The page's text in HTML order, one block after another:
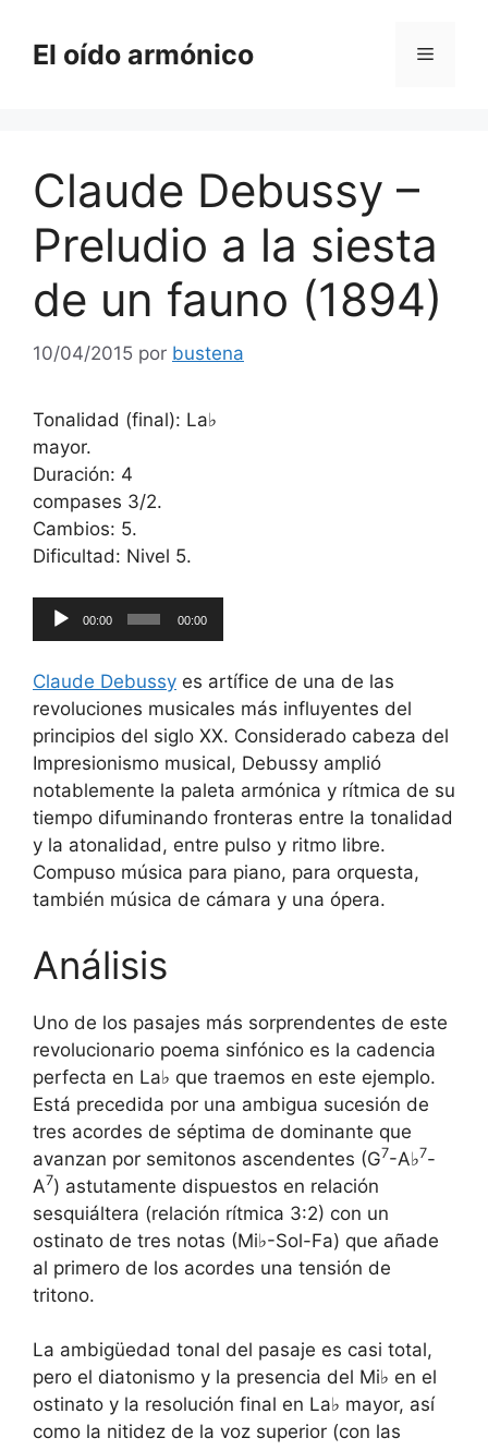
contenido
El oído armónico Menú
Claude Debussy –
Preludio a la siesta
de un fauno (1894)
10/04/2015 por bustena
Tonalidad (final): La♭
mayor.
Duración: 4
compases 3/2.
Cambios: 5.
Dificultad: Nivel 5.
Reproductor
de
00:00 00:00
Claude Debussy es artífice de una de las
revoluciones musicales más influyentes del
principios del siglo XX. Considerado cabeza del
Impresionismo musical, Debussy amplió
notablemente la paleta armónica y rítmica de su
tiempo difuminando fronteras entre la tonalidad
y la atonalidad, entre pulso y ritmo libre.
Compuso música para piano, para orquesta,
también música de cámara y una ópera.
Análisis
Uno de los pasajes más sorprendentes de este
revolucionario poema sinfónico es la cadencia
perfecta en La♭ que traemos en este ejemplo.
Está precedida por una ambigua sucesión de
tres acordes de séptima de dominante que
avanzan por semitonos ascendentes (G7-A♭7-
A7) astutamente dispuestos en relación
sesquiáltera (relación rítmica 3:2) con un
ostinato de tres notas (Mi♭-Sol-Fa) que añade
al primero de los acordes una tensión de
tritono.
La ambigüedad tonal del pasaje es casi total,
pero el diatonismo y la presencia del Mi♭ en el
ostinato y la resolución final en La♭ mayor, así
como la nitidez de la voz superior (con las